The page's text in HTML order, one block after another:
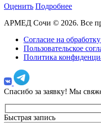
Оценить Подробнее
АРМЕД Сочи © 2026. Все
Согласие на
Пользовательское
Политика
Спасибо за заявку! Мы
Быстрая запись